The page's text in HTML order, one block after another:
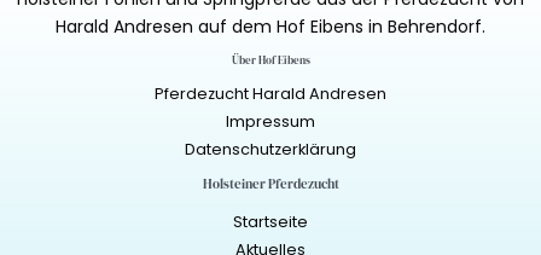
Harald Andresen auf dem Hof Eibens in Behrendorf.
Über Hof Eibens
Pferdezucht Harald Andresen
Impressum
Datenschutzerklärung
Holsteiner Pferdezucht
Startseite
Aktuelles